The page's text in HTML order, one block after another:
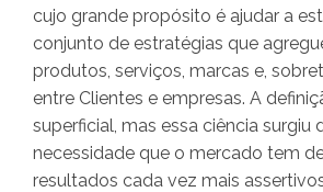
cujo grande propósito é ajudar a
conjunto de estratégias que
produtos, serviços, marcas e,
entre Clientes e empresas. A
superficial, mas essa ciência surgiu
necessidade que o mercado tem
resultados cada vez mais